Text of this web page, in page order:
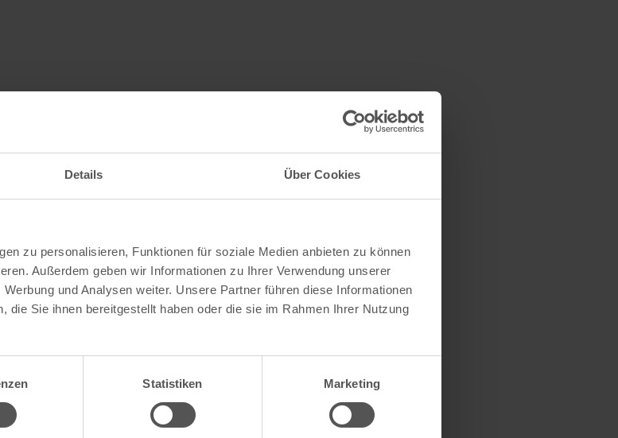
Details Über Cookies
zu personalisieren, Funktionen für soziale Medien anbieten zu können
Außerdem geben wir Informationen zu Ihrer Verwendung unserer
und Analysen weiter. Unsere Partner führen diese Informationen
die Sie ihnen bereitgestellt haben oder die sie im Rahmen Ihrer Nutzung
Statistiken Marketing